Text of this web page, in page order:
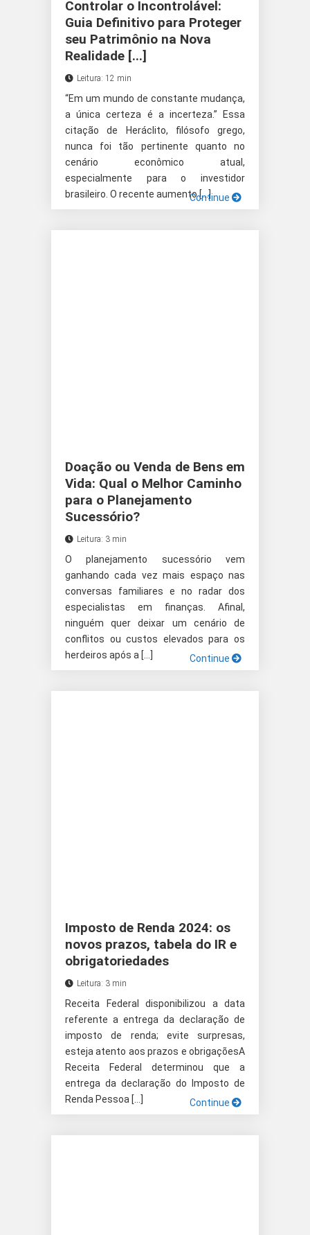
Controlar o Incontrolável:
Guia Definitivo para Proteger
seu Patrimônio na Nova
Realidade [...]
Leitura: 12 min
“Em um mundo de constante mudança,
a única certeza é a incerteza.” Essa
citação de Heráclito, filósofo grego,
nunca foi tão pertinente quanto no
cenário econômico atual,
especialmente para o investidor
brasileiro. O recente aumento […]Continue
Doação ou Venda de Bens em
Vida: Qual o Melhor Caminho
para o Planejamento
Sucessório?
Leitura: 3 min
O planejamento sucessório vem
ganhando cada vez mais espaço nas
conversas familiares e no radar dos
especialistas em finanças. Afinal,
ninguém quer deixar um cenário de
conflitos ou custos elevados para os
herdeiros após a […]
Continue
Imposto de Renda 2024: os
novos prazos, tabela do IR e
obrigatoriedades
Leitura: 3 min
Receita Federal disponibilizou a data
referente a entrega da declaração de
imposto de renda; evite surpresas,
esteja atento aos prazos e obrigaçõesA
Receita Federal determinou que a
entrega da declaração do Imposto de
Renda Pessoa […]
Continue